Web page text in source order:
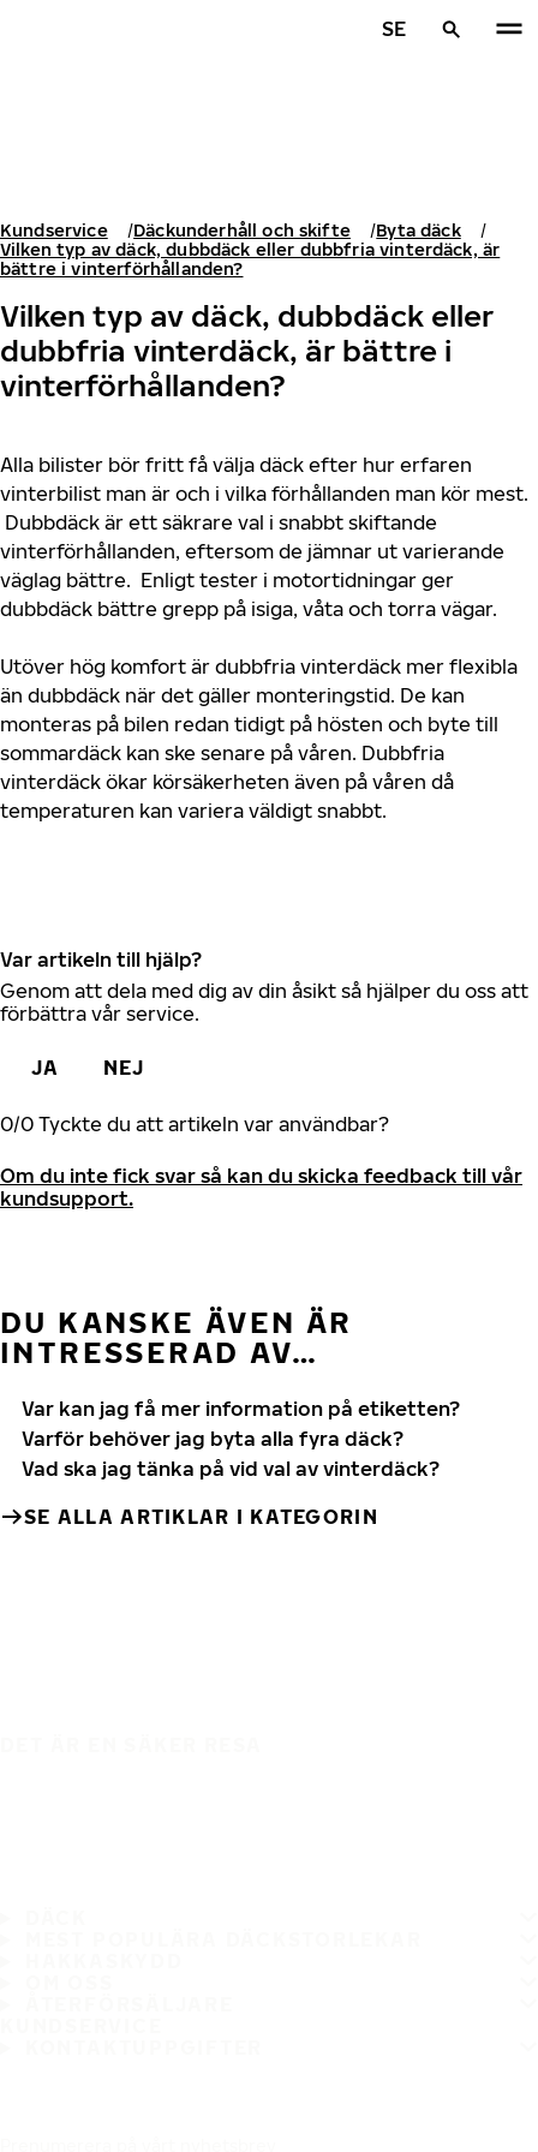
SE
Kundservice Däckunderhåll och skifte
Byta däck
Vilken typ av däck, dubbdäck eller dubbfria vinterdäck, är
bättre i vinterförhållanden?
Vilken typ av däck, dubbdäck eller
dubbfria vinterdäck, är bättre i
vinterförhållanden?
Alla bilister bör fritt få välja däck efter hur erfaren
vinterbilist man är och i vilka förhållanden man kör mest.
Dubbdäck är ett säkrare val i snabbt skiftande
vinterförhållanden, eftersom de jämnar ut varierande
väglag bättre. Enligt tester i motortidningar ger
dubbdäck bättre grepp på isiga, våta och torra vägar.
Utöver hög komfort är dubbfria vinterdäck mer flexibla
än dubbdäck när det gäller monteringstid. De kan
monteras på bilen redan tidigt på hösten och byte till
sommardäck kan ske senare på våren. Dubbfria
vinterdäck ökar körsäkerheten även på våren då
temperaturen kan variera väldigt snabbt.
Var artikeln till hjälp?
Genom att dela med dig av din åsikt så hjälper du oss att
förbättra vår service.
JA NEJ
0/0 Tyckte du att artikeln var användbar?
Om du inte fick svar så kan du skicka feedback till vår
kundsupport.
DU KANSKE ÄVEN ÄR
INTRESSERAD AV…
Var kan jag få mer information på etiketten?
Varför behöver jag byta alla fyra däck?
Vad ska jag tänka på vid val av vinterdäck?
SE ALLA ARTIKLAR I KATEGORIN